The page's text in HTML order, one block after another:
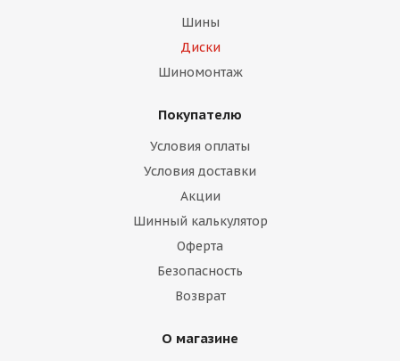
Шины
Диски
Шиномонтаж
Покупателю
Условия оплаты
Условия доставки
Акции
Шинный калькулятор
Оферта
Безопасность
Возврат
О магазине